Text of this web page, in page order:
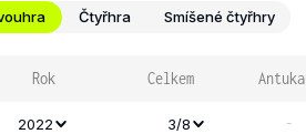
Čtyřhra Smíšené čtyřhry
Rok Celkem Antuka
2022 3/8 -